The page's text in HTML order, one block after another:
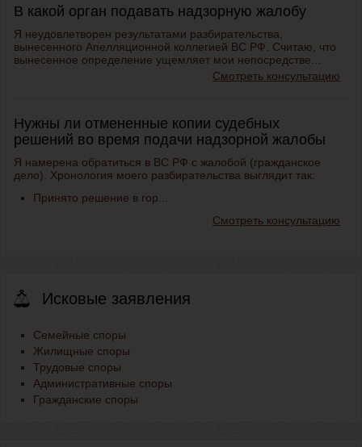
В какой орган подавать надзорную жалобу
Я неудовлетворен результатами разбирательства,
вынесенного Апелляционной коллегией ВС РФ. Считаю, что
вынесенное определение ущемляет мои непосредстве...
Смотреть консультацию
Нужны ли отмененные копии судебных
решений во время подачи надзорной жалобы
Я намерена обратиться в ВС РФ с жалобой (гражданское
дело). Хронология моего разбирательства выглядит так:
Принято решение в гор...
Смотреть консультацию
Исковые заявления
Семейные споры
Жилищные споры
Трудовые споры
Административные споры
Гражданские споры